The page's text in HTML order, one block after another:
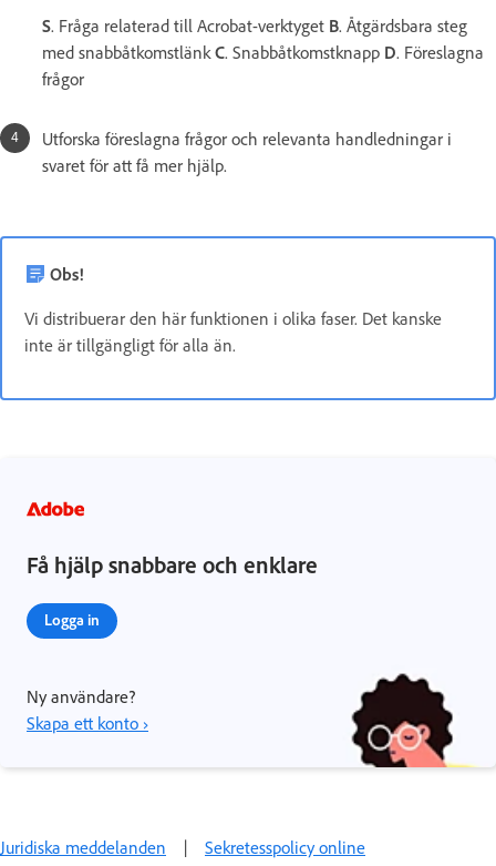
S. Fråga relaterad till Acrobat-verktyget B. Åtgärdsbara steg
med snabbåtkomstlänk C. Snabbåtkomstknapp D. Föreslagna
frågor
Utforska föreslagna frågor och relevanta handledningar i
svaret för att få mer hjälp.
Obs!
Vi distribuerar den här funktionen i olika faser. Det kanske
inte är tillgängligt för alla än.
Få hjälp snabbare och enklare
Logga in
Ny användare?
Skapa ett konto ›
Juridiska meddelanden | Sekretesspolicy online